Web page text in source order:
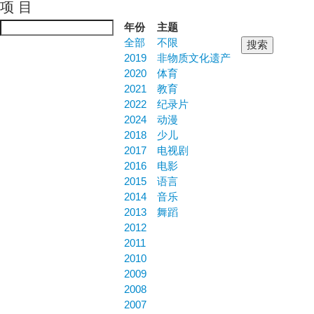
项 目
年份
全部
2019
2020
2021
2022
2024
2018
2017
2016
2015
2014
2013
2012
2011
2010
2009
2008
2007
主题
不限
非物质文化遗产
体育
教育
纪录片
动漫
少儿
电视剧
电影
语言
音乐
舞蹈